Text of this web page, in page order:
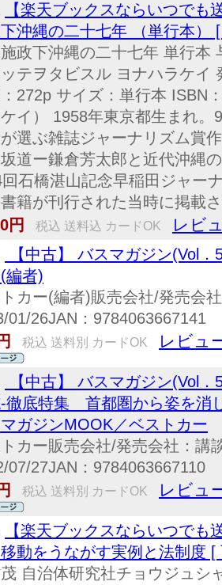
【楽天ブックスならいつで
沖縄の二十七年 （単行本）
政下沖縄の二十七年 単行本
テヲタビスル ヨナハラケイ
272p サイズ：単行本 ISBN
イ） 1958年東京都生まれ
選ぶ雑誌ジャーナリズム賞
道ー鎌倉芳太郎と近代沖縄
石橋湛山記念早稲田ジャー
籍が刊行された当時に掲載
円
税込 送料込 カードOK レビ
【中古】 バスマガジン(Vol
編者)
カー(編者)販売会社/発売会
01/26JAN：9784063667141
税込 送料別 カードOK レビュ
【中古】 バスマガジン(Vol
徹底特集 首都圏から姿を消
ガジンMOOK／ベストカー
カー販売会社/発売会社：講
07/27JAN：9784063667110
税込 送料別 カードOK レビュ
【楽天ブックスならいつで
動をうながす実例と法制度 [
自治体研究社チョウジュシ